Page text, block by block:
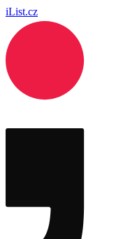
iList.cz